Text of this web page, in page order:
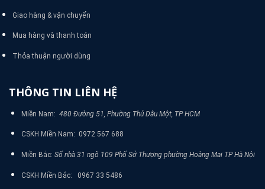
Giao hàng & vận chuyển
Mua hàng và thanh toán
Thỏa thuận người dùng
THÔNG TIN LIÊN HỆ
Miền Nam: 480 Đường 51, Phường Thủ Dâu Một, TP HCM
CSKH Miền Nam: 0972 567 688
Miền Bắc: Số nhà 31 ngõ 109 Phố Sở Thượng phường Hoàng Mai TP Hà Nội
CSKH Miền Bắc: 0967 33 5486